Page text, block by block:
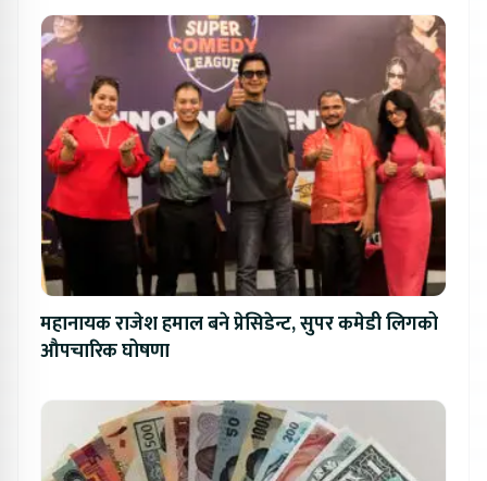
महानायक राजेश हमाल बने प्रेसिडेन्ट, सुपर कमेडी लिगको
औपचारिक घोषणा